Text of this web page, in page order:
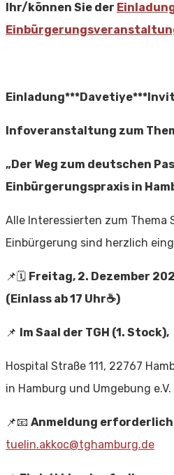
Ihr/können Sie der
Infoveranstaltung zum
„Der Weg zum deutschen
Einbürgerungspraxis in
Alle Interessierten zum Thema
Einbürgerung sind herzlich
📌🗓 Freitag, 2. Dezember
(Einlass ab 17 Uhr☕️)
📌 Im Saal der TGH (1. Stock),
Hospital Straße 111, 22767
in Hamburg und Umgebung e.V.
📌📧 Anmeldung erforderlich
tuelin.akkoc@tghamburg.de